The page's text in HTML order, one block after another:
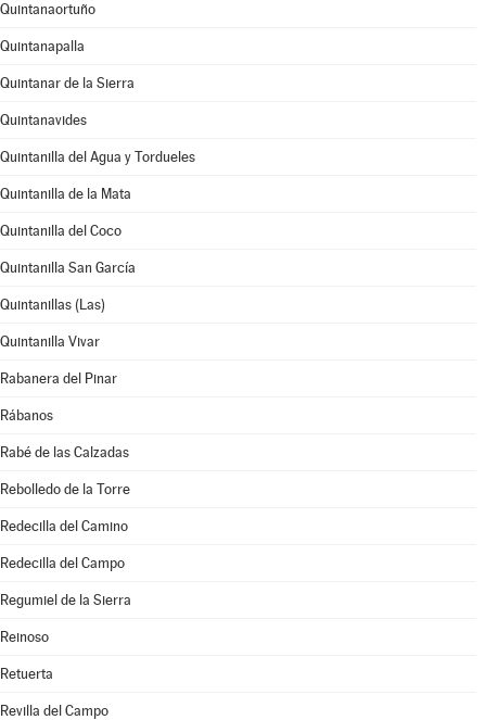
Quintanaortuño
Quintanapalla
Quintanar de la Sierra
Quintanavides
Quintanilla del Agua y Tordueles
Quintanilla de la Mata
Quintanilla del Coco
Quintanilla San García
Quintanillas (Las)
Quintanilla Vivar
Rabanera del Pinar
Rábanos
Rabé de las Calzadas
Rebolledo de la Torre
Redecilla del Camino
Redecilla del Campo
Regumiel de la Sierra
Reinoso
Retuerta
Revilla del Campo